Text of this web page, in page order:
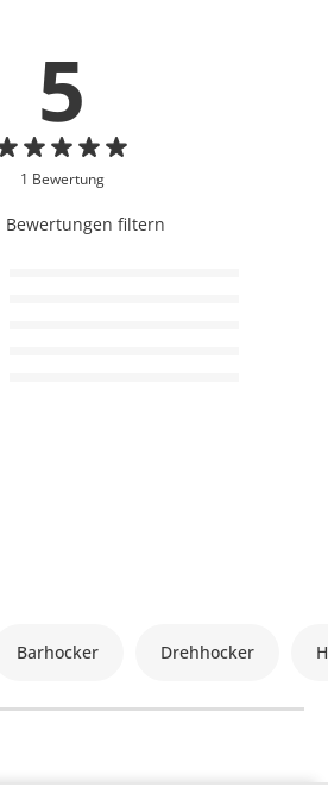
5
1 Bewertung
Bewertungen filtern
Barhocker Drehhocker